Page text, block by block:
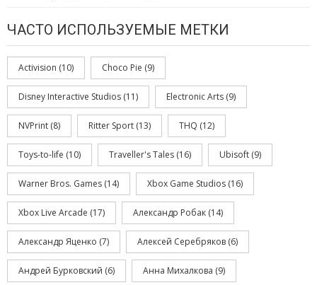
ЧАСТО ИСПОЛЬЗУЕМЫЕ МЕТКИ
Activision (10) Choco Pie (9)
Disney Interactive Studios (11) Electronic Arts (9)
NVPrint (8) Ritter Sport (13) THQ (12)
Toys-to-life (10) Traveller's Tales (16) Ubisoft (9)
Warner Bros. Games (14) Xbox Game Studios (16)
Xbox Live Arcade (17) Александр Робак (14)
Александр Яценко (7) Алексей Серебряков (6)
Андрей Бурковский (6) Анна Михалкова (9)